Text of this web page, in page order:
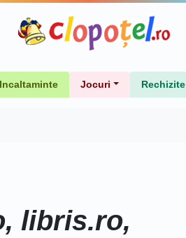
Incaltaminte Jocuri Rechizite
libris.ro,